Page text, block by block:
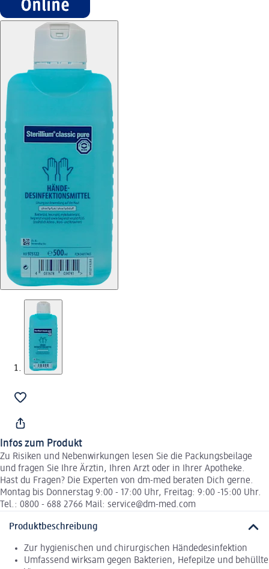
Infos zum Produkt
Zu Risiken und Nebenwirkungen lesen Sie die Packungsbeilage
und fragen Sie Ihre Ärztin, Ihren Arzt oder in Ihrer Apotheke.
Hast du Fragen? Die Experten von dm-med beraten Dich gerne.
Montag bis Donnerstag 9:00 - 17:00 Uhr, Freitag: 9:00 -15:00 Uhr.
Tel.: 0800 - 688 2766 Mail: service@dm-med.com
Produktbeschreibung
Zur hygienischen und chirurgischen Händedesinfektion
Umfassend wirksam gegen Bakterien, Hefepilze und behüllte